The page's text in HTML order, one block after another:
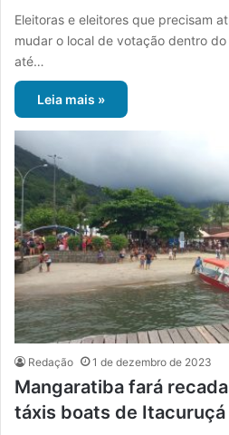
Eleitoras e eleitores que precisam
mudar o local de votação dentro
até…
Leia mais »
Redação 1 de dezembro de 2023
Mangaratiba fará
táxis boats de Itacuruçá